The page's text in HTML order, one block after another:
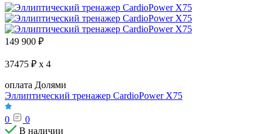
149 900 ₽
37475 ₽ x 4
оплата Долями
Эллиптический тренажер CardioPower X75
0
0
В наличии